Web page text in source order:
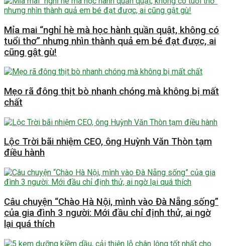
Mỉa mai “nghỉ hè mà học hành quần quật, không có
tuổi thơ” nhưng nhìn thành quả em bé đạt được, ai
cũng gật gù!
Mẹo rã đông thịt bò nhanh chóng mà không bị mất
chất
Lộc Trời bãi nhiệm CEO, ông Huỳnh Văn Thòn tạm
điều hành
Câu chuyện “Chào Hà Nội, mình vào Đà Nẵng sống”
của gia đình 3 người: Mới đầu chỉ định thử, ai ngờ
lại quá thích